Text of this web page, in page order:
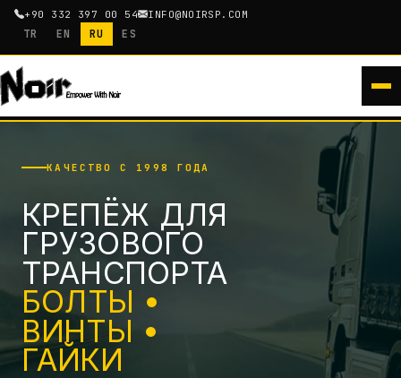
+90 332 397 00 54 INFO@NOIRSP.COM
TR EN RU ES
КАЧЕСТВО С 1998 ГОДА
КРЕПЁЖ ДЛЯ
ГРУЗОВОГО
ТРАНСПОРТА
БОЛТЫ •
ВИНТЫ •
ГАЙКИ